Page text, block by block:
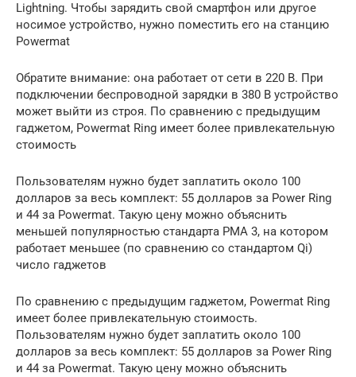
Lightning. Чтобы зарядить свой смартфон или другое
носимое устройство, нужно поместить его на станцию
Powermat
Обратите внимание: она работает от сети в 220 В. При
подключении беспроводной зарядки в 380 В устройство
может выйти из строя. По сравнению с предыдущим
гаджетом, Powermat Ring имеет более привлекательную
стоимость
Пользователям нужно будет заплатить около 100
долларов за весь комплект: 55 долларов за Power Ring
и 44 за Powermat. Такую цену можно объяснить
меньшей популярностью стандарта PMA 3, на котором
работает меньшее (по сравнению со стандартом Qi)
число гаджетов
По сравнению с предыдущим гаджетом, Powermat Ring
имеет более привлекательную стоимость.
Пользователям нужно будет заплатить около 100
долларов за весь комплект: 55 долларов за Power Ring
и 44 за Powermat. Такую цену можно объяснить